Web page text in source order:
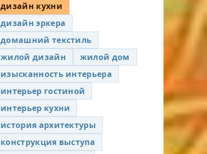
дизайн кухни
дизайн эркера
домашний текстиль
жилой дизайн
жилой дом
изысканность интерьера
интерьер гостиной
интерьер кухни
история архитектуры
конструкция выступа